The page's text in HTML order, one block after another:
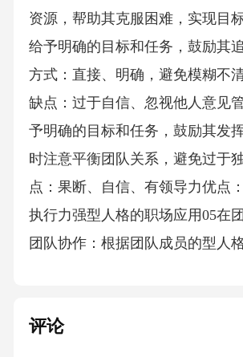
资源，帮助其克服困难，实现目
给予明确的目标和任务，鼓励其
方式：直接、明确，避免模糊不
缺点：过于自信、忽视他人意见
予明确的目标和任务，鼓励其发
时注意平衡团队关系，避免过于
点：果断、自信、有领导力优点
执行力强型人格的职场应用05在
团队协作：根据团队成员的型人
位：根据团队成员的型人格特点
评论